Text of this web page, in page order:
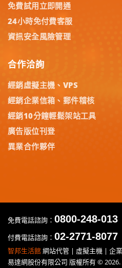
免費試用立即開通
24小時免付費客服
資訊安全風險管理
合作洽詢
經銷虛擬主機、VPS
經銷企業信箱、郵件稽核
經銷10分鐘輕鬆架站工具
廣告版位刊登
異業合作夥伴
免費電話諮詢： 0800-248-013
付費電話諮詢： 02-2771-8077
智邦生活館網站代管 | 虛擬主機 | 企
易達網股份有限公司 版權所有 ©